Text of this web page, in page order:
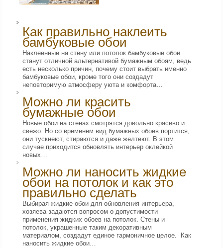
Как правильно наклеить
бамбуковые обои
Наклеенные на стену или потолок бамбуковые обои
станут отличной альтернативой бумажным обоям, ведь
есть несколько причин, почему стоит выбрать именно
бамбуковые обои, кроме того они создадут
неповторимую атмосферу уюта и комфорта…
Можно ли красить
бумажные обои
Новые обои на стенах смотрятся довольно красиво и
свежо. Но со временем вид бумажных обоев портится,
они тускнеют, стираются и даже желтеют. В этом
случае приходится обновлять интерьер оклейкой
новых…
Можно ли наносить жидкие
обои на потолок и как это
правильно сделать
Выбирая жидкие обои для обновления интерьера,
хозяева задаются вопросом о допустимости
применения жидких обоев на потолок. Стены и
потолок, украшенные таким декоративным
материалом, создадут единое гармоничное целое. Как
наносить жидкие обои…